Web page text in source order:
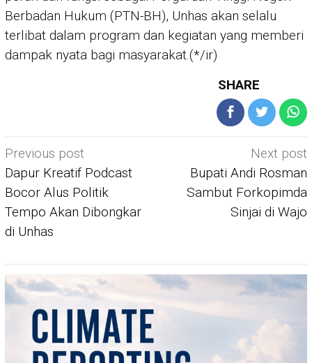
Berbadan Hukum (PTN-BH), Unhas akan selalu
terlibat dalam program dan kegiatan yang memberi
dampak nyata bagi masyarakat.(*/ir)
SHARE
Post
navigation
Previous post
Dapur Kreatif Podcast
Bocor Alus Politik
Tempo Akan Dibongkar
di Unhas
Next post
Bupati Andi Rosman
Sambut Forkopimda
Sinjai di Wajo